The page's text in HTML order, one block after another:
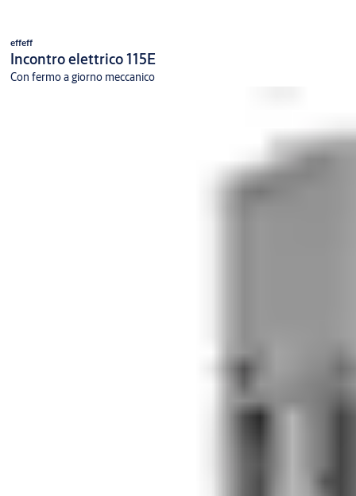
effeff
Incontro elettrico 115E
Con fermo a giorno meccanico